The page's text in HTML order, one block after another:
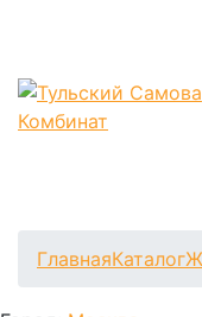
ГлавнаяКаталог